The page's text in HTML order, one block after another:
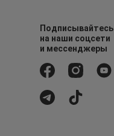
Подписывайтесь
на наши соцсети
и мессенджеры